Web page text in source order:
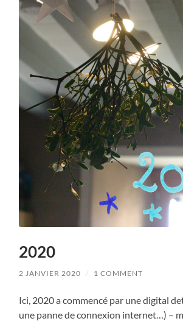
2020
2 JANVIER 2020 / 1 COMMENT
Ici, 2020 a commencé par une digital
une panne de connexion internet…) –